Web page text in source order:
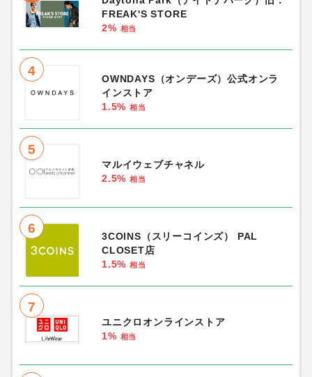
FREAK'S STORE
2% 相当
4
OWNDAYS（オンデーズ）公式オンラ
インストア
1.5% 相当
5
マルイウェブチャネル
2.5% 相当
6
3COINS（スリーコインズ） PAL
CLOSET店
1.5% 相当
7
ユニクロオンラインストア
1% 相当